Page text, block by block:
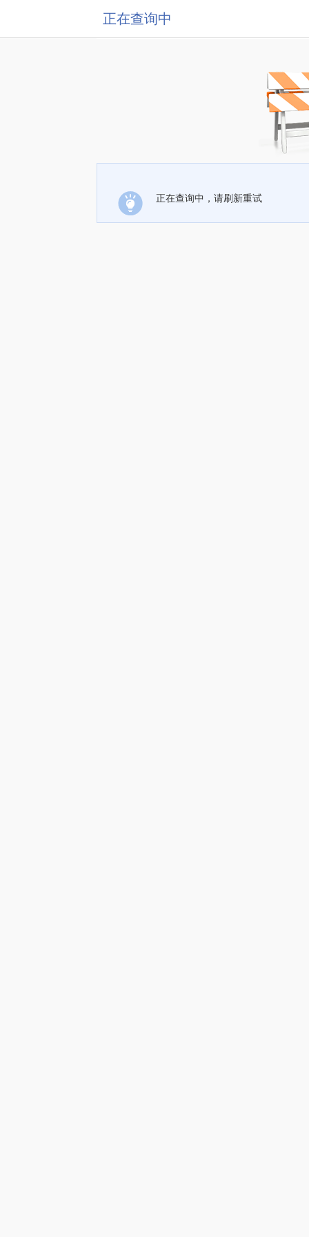
正在查询中
正在查询中，请刷新重试